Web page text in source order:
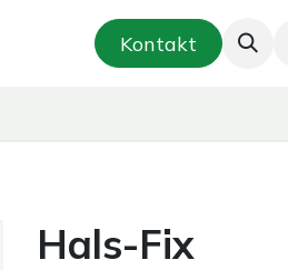
Kräuter-Zubereitungen
Kontakt
Hals-Fix